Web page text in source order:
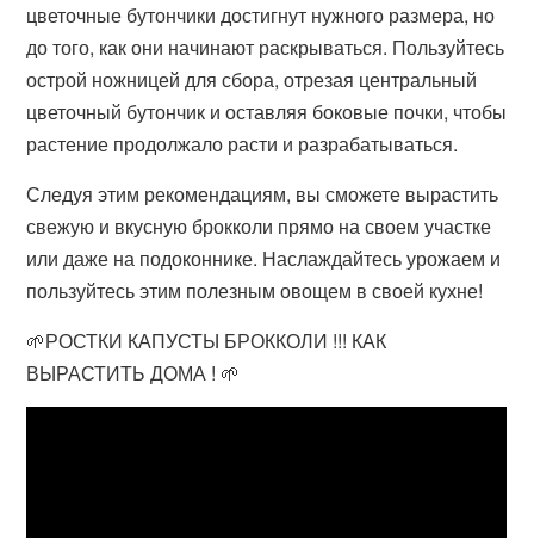
цветочные бутончики достигнут нужного размера, но
до того, как они начинают раскрываться. Пользуйтесь
острой ножницей для сбора, отрезая центральный
цветочный бутончик и оставляя боковые почки, чтобы
растение продолжало расти и разрабатываться.
Следуя этим рекомендациям, вы сможете вырастить
свежую и вкусную брокколи прямо на своем участке
или даже на подоконнике. Наслаждайтесь урожаем и
пользуйтесь этим полезным овощем в своей кухне!
🌱РОСТКИ КАПУСТЫ БРОККОЛИ !!! КАК
ВЫРАСТИТЬ ДОМА ! 🌱